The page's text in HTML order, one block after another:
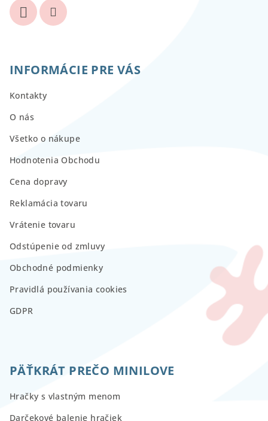
INFORMÁCIE PRE VÁS
Kontakty
O nás
Všetko o nákupe
Hodnotenia Obchodu
Cena dopravy
Reklamácia tovaru
Vrátenie tovaru
Odstúpenie od zmluvy
Obchodné podmienky
Pravidlá používania cookies
GDPR
PÄŤKRÁT PREČO MINILOVE
Hračky s vlastným menom
Darčekové balenie hračiek